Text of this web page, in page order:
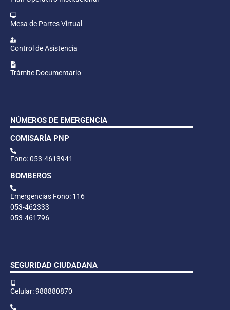
Mesa de Partes Virtual
Control de Asistencia
Trámite Documentario
NÚMEROS DE EMERGENCIA
COMISARÍA PNP
Fono: 053-4613941
BOMBEROS
Emergencias Fono: 116
053-462333
053-461796
SEGURIDAD CIUDADANA
Celular: 988880870